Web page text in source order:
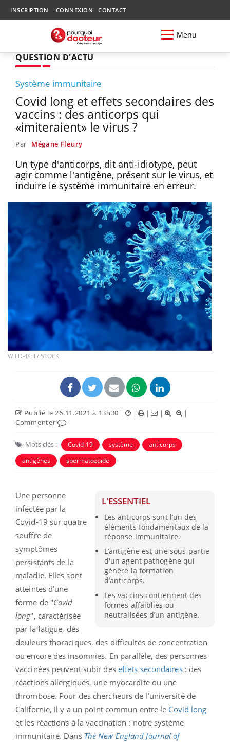
INSCRIPTION CONNEXION CONTACT
Menu
QUESTION D'ACTU
Système immunitaire
Covid long et effets secondaires des
vaccins : des anticorps qui
«imiteraient» le virus ?
Par Mégane Fleury
Un type d'anticorps, dit anti-idiotype, peut
agir comme l'antigène, présent sur le virus, et
induire le système immunitaire en erreur.
WILDPIXEL/ISTOCK
Publié le 26.11.2021 à 13h30 | | | |
|
Commenter
Mots clés : Covid-19 système
anticorps
antigènes
spermatozoïde
L'ESSENTIEL
Les anticorps sont l’un des
éléments fondamentaux de la
réponse immunitaire.
L’antigène est une sous-partie
d'un agent pathogène qui
génère la formation
d’anticorps.
Les vaccins contiennent des
formes affaiblies ou
neutralisées d’un antigène.
Une personne
infectée par la
Covid-19 sur quatre
souffre de
symptômes
persistants de la
maladie. Elles sont
atteintes d’une
forme de "Covid
long", caractérisée
par la fatigue, des
douleurs thoraciques, des difficultés de concentration
ou encore des insomnies. En parallèle, des personnes
vaccinées peuvent subir des effets secondaires: des
réactions allergiques, une myocardite ou une
thrombose. Pour des chercheurs de l’université de
Californie, il y a un point commun entre le Covid long
et les réactions à la vaccination : notre système
immunitaire. Dans The New England Journal of